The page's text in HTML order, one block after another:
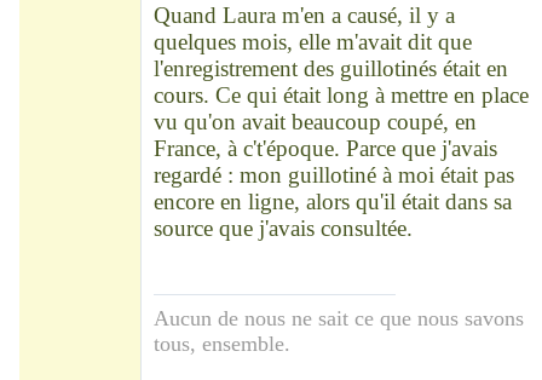
Quand Laura m'en a causé, il y a
quelques mois, elle m'avait dit que
l'enregistrement des guillotinés était en
cours. Ce qui était long à mettre en place
vu qu'on avait beaucoup coupé, en
France, à c't'époque. Parce que j'avais
regardé : mon guillotiné à moi était pas
encore en ligne, alors qu'il était dans sa
source que j'avais consultée.
Aucun de nous ne sait ce que nous savons
tous, ensemble.